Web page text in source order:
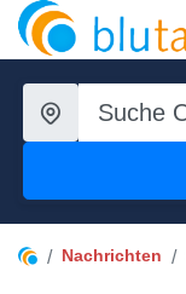
Nachrichten